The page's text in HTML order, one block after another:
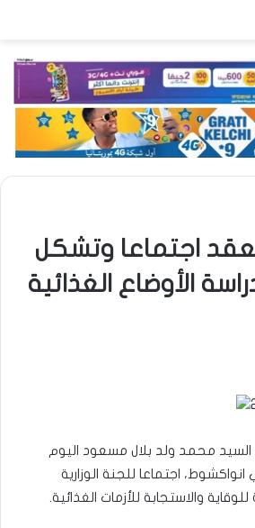
تعقد اجتماعا وتشكل
الأوضاع الغذائية
السيد محمد ولد بلال مسعود اليوم
انواكشوط، اجتماعا للجنة الوزارية
والاستجابة للأزمات الغذائية.